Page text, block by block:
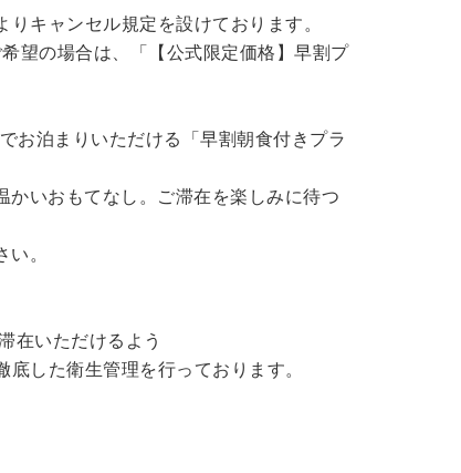
キャンセル規定を設けております。
望の場合は、「
【公式限定価格】早割プ
お泊まりいただける「早割朝食付きプラ
いおもてなし。ご滞在を楽しみに待つ
。
在いただけるよう
した衛生管理を行っております。